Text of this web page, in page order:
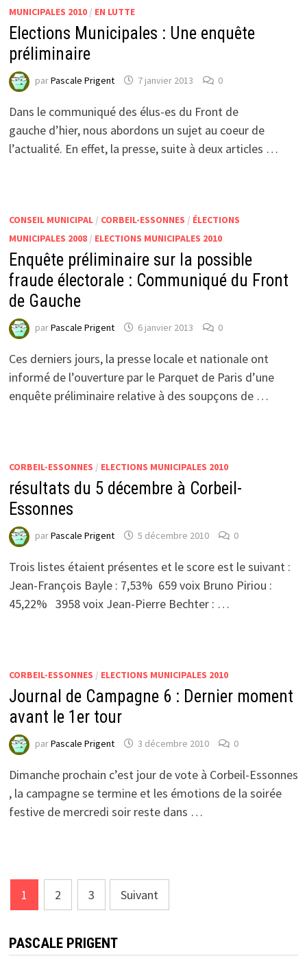
MUNICIPALES 2010/ EN LUTTE
Elections Municipales : Une enquête
préliminaire
parPascale Prigent 7 janvier 2013 0
Dans le communiqué des élus-es du Front de
gauche d’hier, nous abordons un sujet au coeur de
l’actualité. En effet, la presse, suite à deux articles …
CONSEIL MUNICIPAL/ CORBEIL-ESSONNES / ÉLECTIONS
MUNICIPALES 2008/ ELECTIONS MUNICIPALES 2010
Enquête préliminaire sur la possible
fraude électorale : Communiqué du Front
de Gauche
parPascale Prigent 6 janvier 2013 0
Ces derniers jours, la presse locale et nationale ont
informé de l’ouverture par le Parquet de Paris d’une
enquête préliminaire relative à des soupçons de …
CORBEIL-ESSONNES / ELECTIONS MUNICIPALES 2010
résultats du 5 décembre à Corbeil-
Essonnes
parPascale Prigent 5 décembre 2010 0
Trois listes étaient présentes et le score est le suivant :
Jean-François Bayle : 7,53% 659 voix Bruno Piriou :
45,22% 3958 voix Jean-Pierre Bechter : …
CORBEIL-ESSONNES / ELECTIONS MUNICIPALES 2010
Journal de Campagne 6 : Dernier moment
avant le 1er tour
parPascale Prigent 3 décembre 2010 0
Dimanche prochain c’est jour de vote à Corbeil-Essonnes
, la campagne se termine et les émotions de la soirée
festive de mercredi soir reste dans …
Navigation
des
articles
1 2 3 Suivant
PASCALE PRIGENT